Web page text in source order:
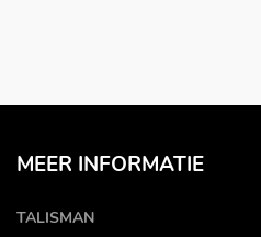
MEER INFORMATIE
TALISMAN